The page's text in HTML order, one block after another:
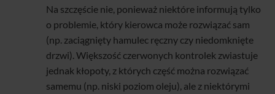
Na szczęście nie, ponieważ niektóre informują tylko
o problemie, który kierowca może rozwiązać sam
(np. zaciągnięty hamulec ręczny czy niedomknięte
drzwi). Większość czerwonych kontrolek zwiastuje
jednak kłopoty, z których część można rozwiązać
samemu (np. niski poziom oleju), ale z niektórymi